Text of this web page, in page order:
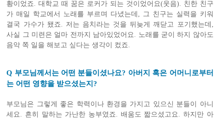
황이었죠. 대학교 때 꿈은 로커가 되는 것이었어요(웃음). 친한 친구
가 매일 학교에서 노래를 부르며 다녔는데, 그 친구는 실력을 키워
결국 가수가 됐죠. 저는 음치라는 것을 뒤늦게 깨닫고 포기했는데,
사실 그 미련은 얼마 전까지 남아있었어요. 노래를 굳이 하지 않아도
음악 쪽 일을 해보고 싶다는 생각이 컸죠.
Q 부모님께서는 어떤 분들이셨나요? 아버지 혹은 어머니로부터
는 어떤 영향을 받으셨는지?
부모님은 그렇게 좋은 학력이나 환경을 가지고 있으신 분들이 아니
세요. 흔히 말하는 가난한 농부였죠. 배움도 짧으셨고요. 하지만 아